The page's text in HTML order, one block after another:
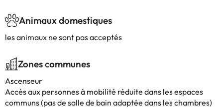
Animaux domestiques
les animaux ne sont pas acceptés
Zones communes
Ascenseur
Accès aux personnes à mobilité réduite dans les espaces
communs (pas de salle de bain adaptée dans les chambres)